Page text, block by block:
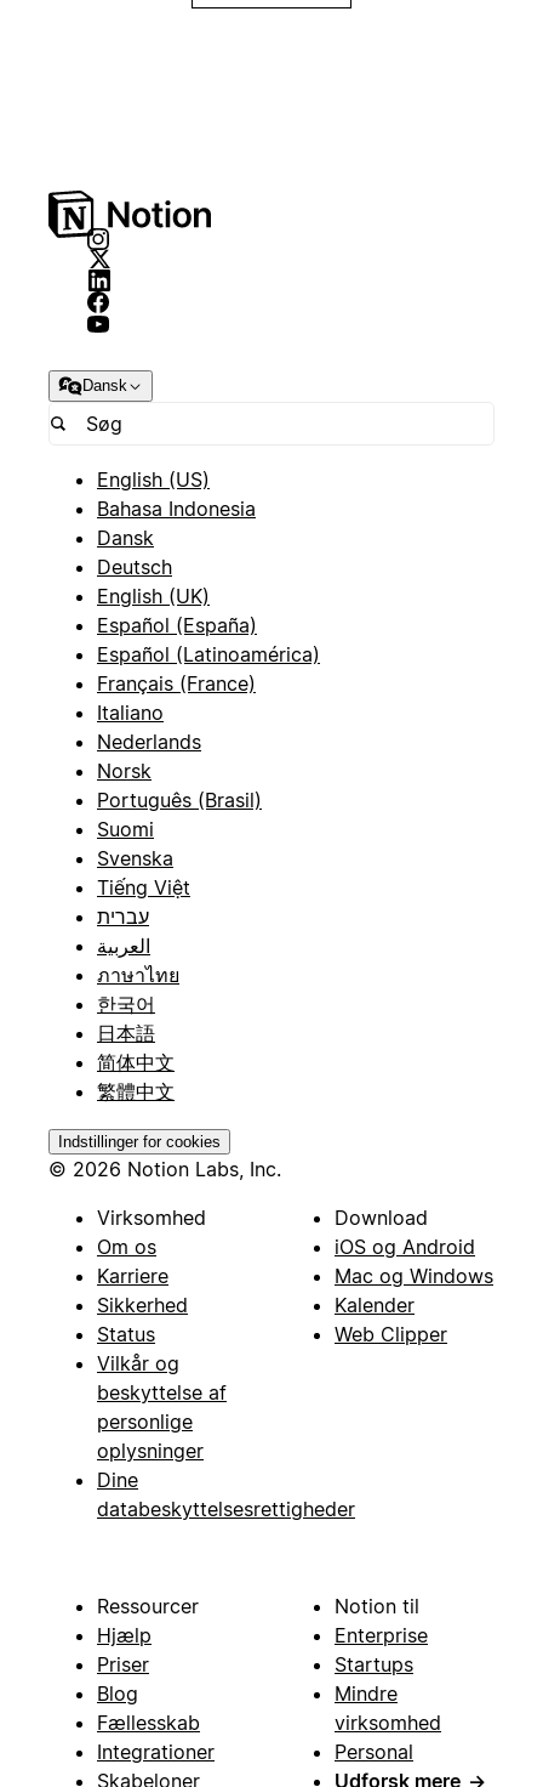
Dansk
English (US)
Bahasa Indonesia
Dansk
Deutsch
English (UK)
Español (España)
Español (Latinoamérica)
Français (France)
Italiano
Nederlands
Norsk
Português (Brasil)
Suomi
Svenska
Tiếng Việt
עברית
العربية
ภาษาไทย
한국어
日本語
简体中文
繁體中文
Indstillinger for cookies
© 2026 Notion Labs, Inc.
Virksomhed
Om os
Karriere
Sikkerhed
Status
Vilkår og
beskyttelse af
personlige
oplysninger
Dine
databeskyttelsesrettigheder
Download
iOS og Android
Mac og Windows
Kalender
Web Clipper
Ressourcer
Hjælp
Priser
Blog
Fællesskab
Integrationer
Skabeloner
Notion til
Enterprise
Startups
Mindre
virksomhed
Personal
Udforsk mere →